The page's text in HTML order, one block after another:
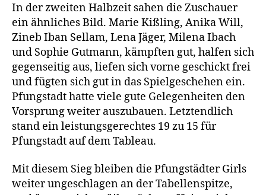
In der zweiten Halbzeit sahen die Zuschauer
ein ähnliches Bild. Marie Kißling, Anika Will,
Zineb Iban Sellam, Lena Jäger, Milena Ibach
und Sophie Gutmann, kämpften gut, halfen sich
gegenseitig aus, liefen sich vorne geschickt frei
und fügten sich gut in das Spielgeschehen ein.
Pfungstadt hatte viele gute Gelegenheiten den
Vorsprung weiter auszubauen. Letztendlich
stand ein leistungsgerechtes 19 zu 15 für
Pfungstadt auf dem Tableau.
Mit diesem Sieg bleiben die Pfungstädter Girls
weiter ungeschlagen an der Tabellenspitze,